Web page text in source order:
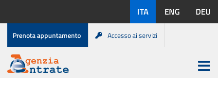
contenuto
disponibili:
ITA ENG DEU
Menu
di
servizio
Prenota appuntamento Accesso ai servizi
Apri
menu